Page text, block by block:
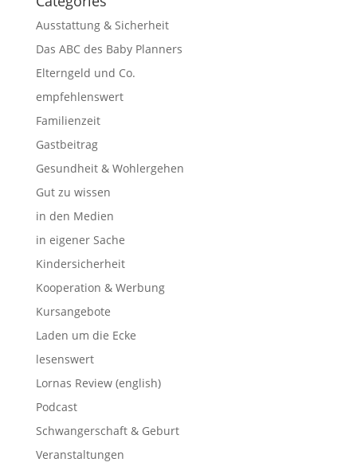
Ausstattung & Sicherheit
Das ABC des Baby Planners
Elterngeld und Co.
empfehlenswert
Familienzeit
Gastbeitrag
Gesundheit & Wohlergehen
Gut zu wissen
in den Medien
in eigener Sache
Kindersicherheit
Kooperation & Werbung
Kursangebote
Laden um die Ecke
lesenswert
Lornas Review (english)
Podcast
Schwangerschaft & Geburt
Veranstaltungen